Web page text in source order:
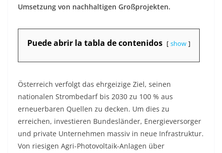
Umsetzung von nachhaltigen Großprojekten.
Puede abrir la tabla de contenidos show
Österreich verfolgt das ehrgeizige Ziel, seinen
nationalen Strombedarf bis 2030 zu 100 % aus
erneuerbaren Quellen zu decken. Um dies zu
erreichen, investieren Bundesländer, Energieversorger
und private Unternehmen massiv in neue Infrastruktur.
Von riesigen Agri-Photovoltaik-Anlagen über